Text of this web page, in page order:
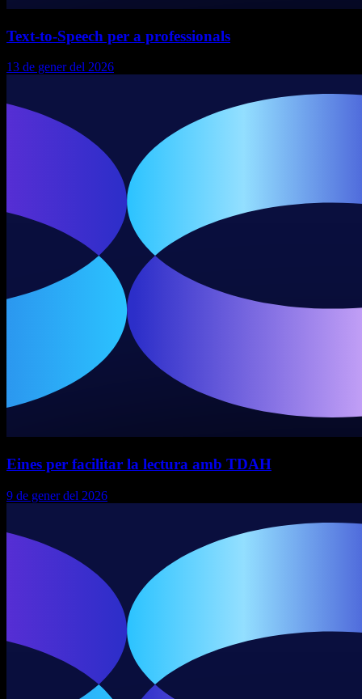
Text-to-Speech per a professionals
13 de gener del 2026
Eines per facilitar la lectura amb TDAH
9 de gener del 2026